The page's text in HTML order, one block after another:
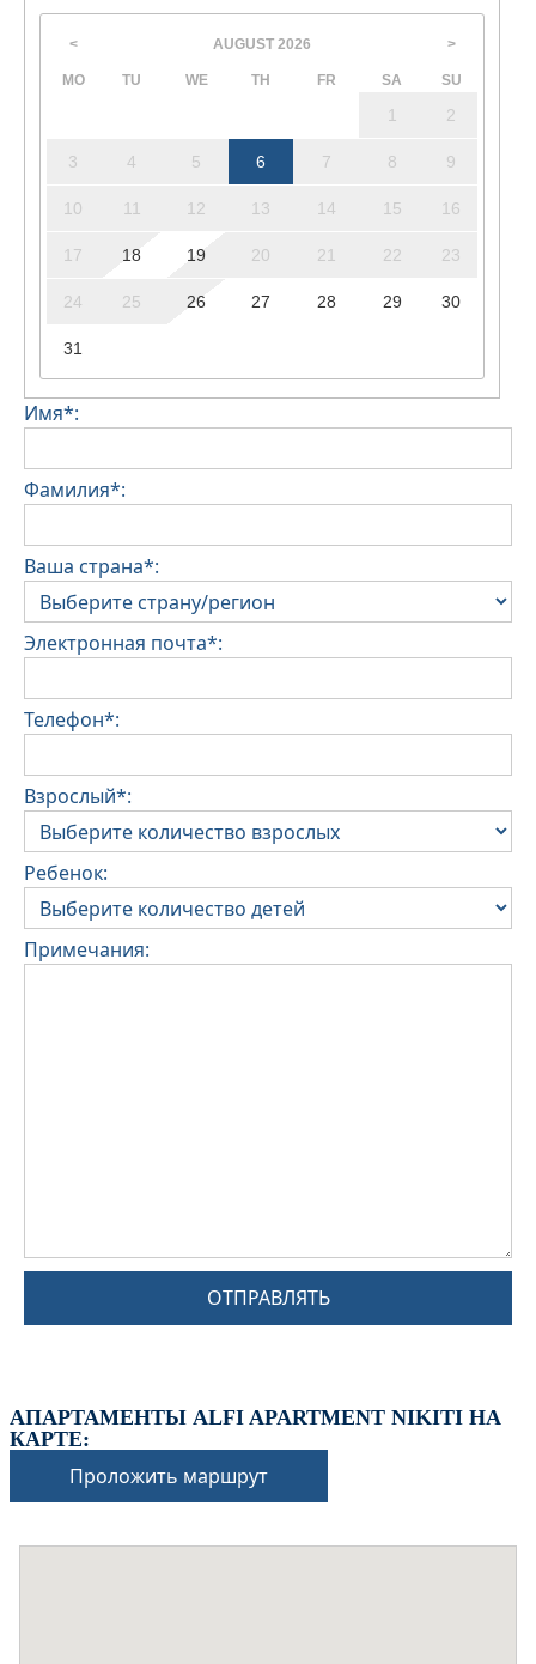
< AUGUST 2026 >
MO TU WE TH FR SA SU
1 2
3 4 5 6 7 8 9
10 11 12 13 14 15 16
17 18 19 20 21 22 23
24 25 26 27 28 29 30
31
Имя*:
Фамилия*:
Ваша страна*:
Электронная почта*:
Телефон*:
Взрослый*:
Ребенок:
Примечания:
ОТПРАВЛЯТЬ
АПАРТАМЕНТЫ ALFI APARTMENT NIKITI НА
КАРТЕ:
Проложить маршрут